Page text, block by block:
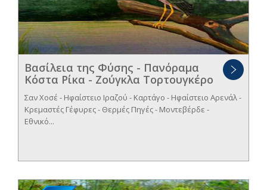
Βασίλεια της Φύσης - Πανόραμα
Κόστα Ρίκα - Ζούγκλα Τορτουγκέρο
Σαν Χοσέ - Ηφαίστειο Ιραζού - Καρτάγο - Ηφαίστειο Αρενάλ -
Κρεμαστές Γέφυρες - Θερμές Πηγές - Μοντεβέρδε -
Εθνικό...